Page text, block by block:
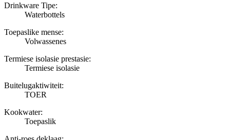
Drinkware Tipe:
Waterbottels
Toepaslike mense:
Volwassenes
Termiese isolasie prestasie:
Termiese isolasie
Buitelugaktiwiteit:
TOER
Kookwater:
Toepaslik